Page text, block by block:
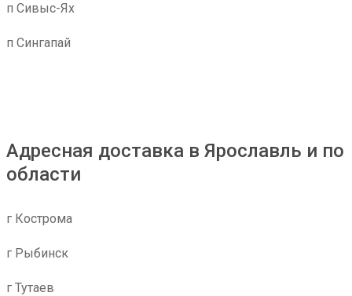
п Сивыс-Ях
п Сингапай
Адресная доставка в Ярославль и по
области
г Кострома
г Рыбинск
г Тутаев